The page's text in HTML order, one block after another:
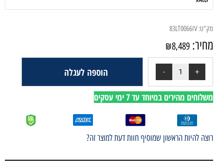
מק"ט: 83LT0066IV
מחיר: ₪8,489
הוספה לעגלה
משלוחים מהירים במיוחד עד 7 ימי עסקים
רוצה להיות הראשון שמוסיף חוות דעת למוצר זה?